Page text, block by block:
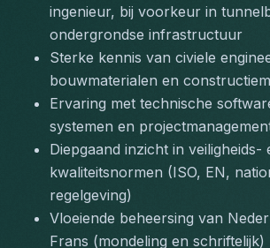
ingenieur, bij voorkeur in
ondergrondse infrastructuur
Sterke kennis van civiele
bouwmaterialen en
Ervaring met technische
systemen en
Diepgaand inzicht in veiligheids-
kwaliteitsnormen (ISO, EN,
regelgeving)
Vloeiende beheersing van
Frans (mondeling en schriftelijk)